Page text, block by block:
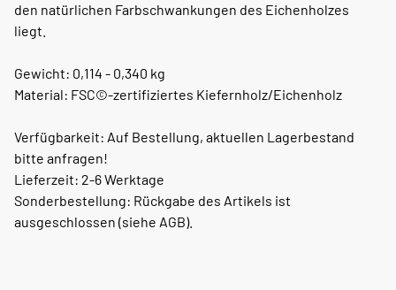
den natürlichen Farbschwankungen des Eichenholzes
liegt.
Gewicht: 0,114 - 0,340 kg
Material: FSC©-zertifiziertes Kiefernholz/Eichenholz
Verfügbarkeit: Auf Bestellung, aktuellen Lagerbestand
bitte anfragen!
Lieferzeit: 2-6 Werktage
Sonderbestellung: Rückgabe des Artikels ist
ausgeschlossen (siehe AGB).